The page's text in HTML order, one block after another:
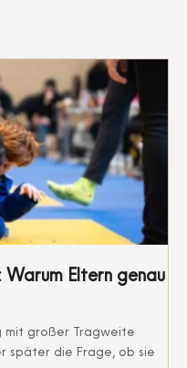
Warum Eltern genau
mit großer Tragweite
später die Frage, ob sie